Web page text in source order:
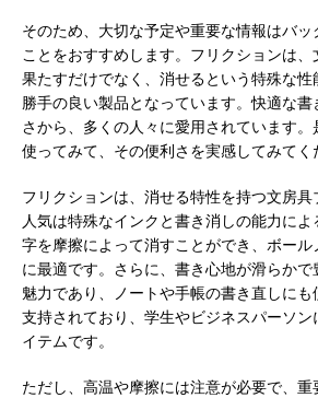
そのため、大切な予定や重要な情報はバッ
ことをおすすめします。フリクションは
果たすだけでなく、消せるという特殊な
勝手の良い製品となっています。快適な
さから、多くの人々に愛用されています
使ってみて、その便利さを実感してみてく
フリクションは、消せる特性を持つ文房
人気は特殊なインクと書き消しの能力に
字を摩擦によって消すことができ、ボー
に最適です。さらに、書き心地が滑らか
魅力であり、ノートや手帳の書き直しに
支持されており、学生やビジネスパーソ
イテムです。
ただし、高温や摩擦には注意が必要で、